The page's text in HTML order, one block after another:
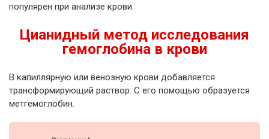
популярен при анализе крови.
Цианидный метод исследования
гемоглобина в крови
В капиллярную или венозную крови добавляется
трансформирующий раствор. С его помощью образуется
метгемоглобин.